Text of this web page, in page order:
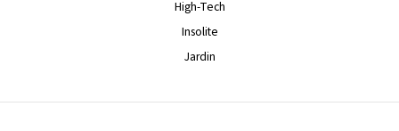
High-Tech
Insolite
Jardin